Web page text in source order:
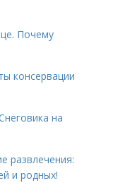
Почему
консервации
на
развлечения:
и родных!